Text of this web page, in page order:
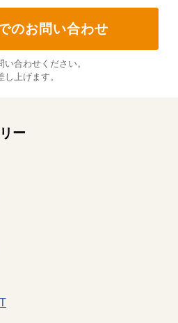
のお問い合わせ
合わせください。
上げます。
ー